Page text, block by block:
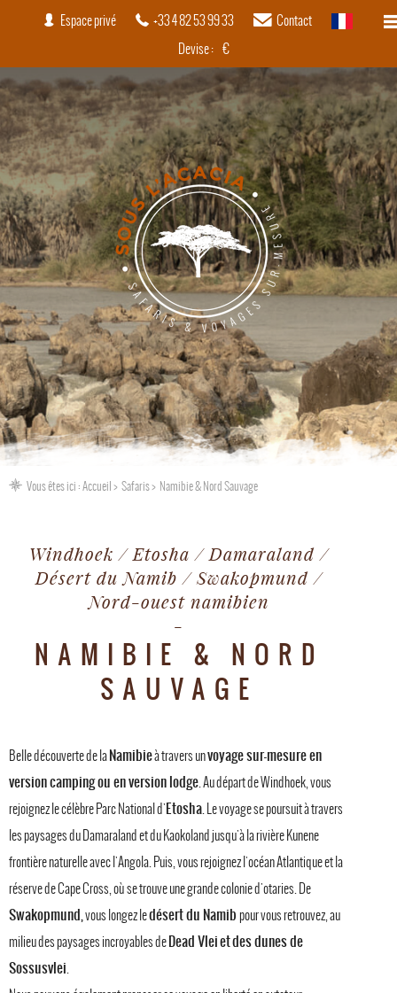
Espace privé +33 4 82 53 99 33 Contact
français
Devise : €
Vous êtes ici :Accueil Safaris Namibie & Nord Sauvage
Windhoek / Etosha / Damaraland /
Désert du Namib / Swakopmund /
Nord-ouest namibien
NAMIBIE & NORD
SAUVAGE
Belle découverte de laNamibieà travers unvoyage sur-mesure en
version camping ou en version lodge. Au départ de Windhoek, vous
rejoignez le célèbre Parc National d'Etosha. Le voyage se poursuit à travers
les paysages du Damaraland et du Kaokoland jusqu'à la rivière Kunene
frontière naturelle avec l'Angola. Puis, vous rejoignez l'océan Atlantique et la
réserve de Cape Cross, où se trouve une grande colonie d'otaries. De
Swakopmund,vous longez ledésert du Namib pour vous retrouvez, au
milieu des paysages incroyables deDead Vlei et des dunes de
Sossusvlei.